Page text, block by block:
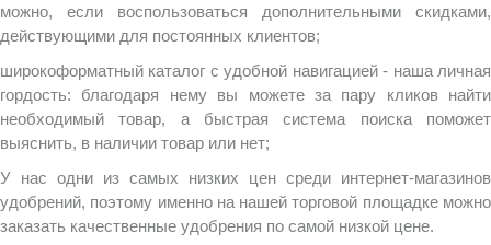
можно, если воспользоваться дополнительными скидками,
действующими для постоянных клиентов;
широкоформатный каталог с удобной навигацией - наша личная
гордость: благодаря нему вы можете за пару кликов найти
необходимый товар, а быстрая система поиска поможет
выяснить, в наличии товар или нет;
У нас одни из самых низких цен среди интернет-магазинов
удобрений, поэтому именно на нашей торговой площадке можно
заказать качественные удобрения по самой низкой цене.